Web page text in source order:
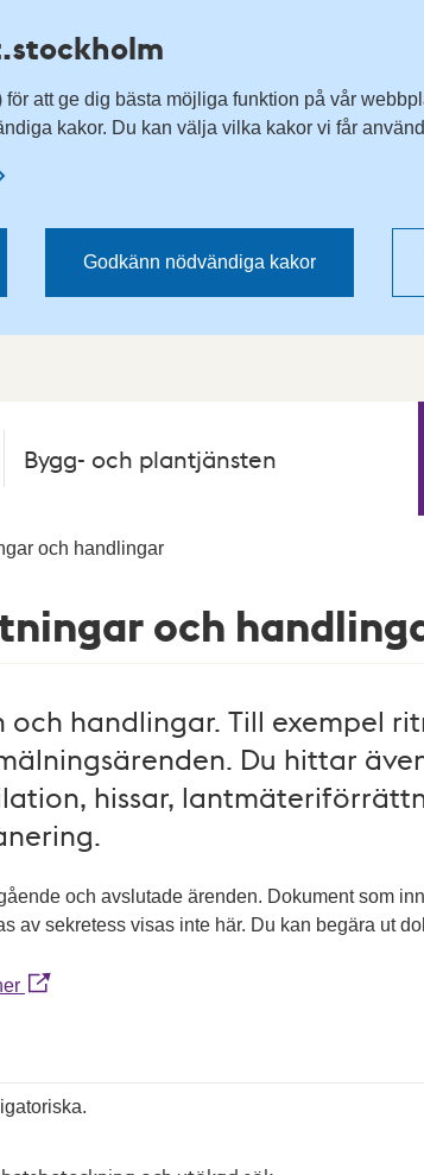
att ge dig bästa möjliga funktion på vår
kakor. Du kan välja vilka kakor vi får
Godkänn nödvändiga kakor
Bygg- och plantjänsten
och handlingar
och
och handlingar. Till exempel
Du hittar
hissar,
och avslutade ärenden. Dokument som
av sekretess visas inte här. Du kan begära ut